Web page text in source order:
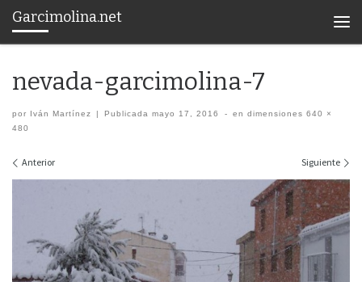
Saltar al contenido
Garcimolina.net
nevada-garcimolina-7
por Iván Martínez | Publicadamayo 17, 2016 - en dimensiones 640 ×
480
Navegación de imágenes
Anterior Siguiente